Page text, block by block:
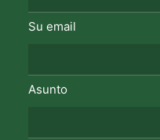
Su email
Asunto